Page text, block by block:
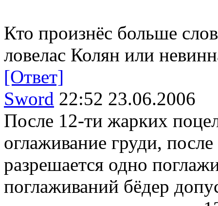
Кто произнёс больше
ловелас Колян или
[Ответ]
Sword 22:52 23.06.2006
После 12-ти жарких
оглаживание груди,
разрешается одно
поглаживаний бёдер